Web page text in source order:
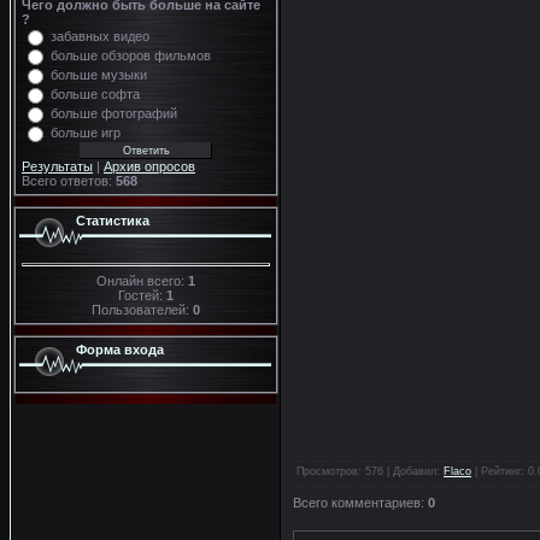
Чего должно быть больше на сайте
?
забавных видео
больше обзоров фильмов
больше музыки
больше софта
больше фотографий
больше игр
Результаты | Архив опросов
Всего ответов: 568
Статистика
Онлайн всего: 1
Гостей: 1
Пользователей: 0
Форма входа
Просмотров : 576 | Добавил: Flaco Рейтинг:
Всего комментариев: 0